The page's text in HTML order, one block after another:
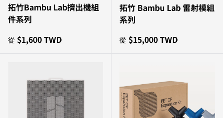
拓竹Bambu Lab擠出機組
件系列
原價
從 $1,600 TWD
拓竹 Bambu Lab 雷射模組
系列
原價
從 $15,000 TWD